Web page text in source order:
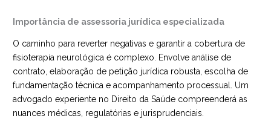
Importância de assessoria jurídica especializada
O caminho para reverter negativas e garantir a cobertura de
fisioterapia neurológica é complexo. Envolve análise de
contrato, elaboração de petição jurídica robusta, escolha de
fundamentação técnica e acompanhamento processual. Um
advogado experiente no Direito da Saúde compreenderá as
nuances médicas, regulatórias e jurisprudenciais.